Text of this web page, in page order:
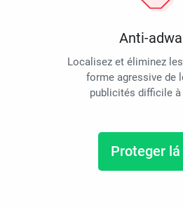
Anti-
Localisez et éliminez
forme agressive de
publicités difficile à
Proteger lá